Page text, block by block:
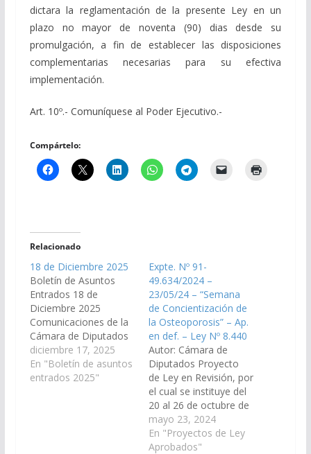
dictara la reglamentación de la presente Ley en un
plazo no mayor de noventa (90) dias desde su
promulgación, a fin de establecer las disposiciones
complementarias necesarias para su efectiva
implementación.
Art. 10º.- Comuníquese al Poder Ejecutivo.-
Compártelo:
Relacionado
18 de Diciembre 2025
Boletín de Asuntos
Entrados 18 de
Diciembre 2025
Comunicaciones de la
Cámara de Diputados
1.- Comunica que en
Sesión celebrada el día
18 de noviembre del
diciembre 17, 2025
En "Boletín de asuntos
entrados 2025"
Expte. Nº 91-
49.634/2024 –
23/05/24 – “Semana
de Concientización de
la Osteoporosis” – Ap.
en def. – Ley Nº 8.440
Autor: Cámara de
Diputados Proyecto
de Ley en Revisión, por
el cual se instituye del
20 al 26 de octubre de
cada año como la
“Semana de
Concientización de la
mayo 23, 2024
En "Proyectos de Ley
Aprobados"